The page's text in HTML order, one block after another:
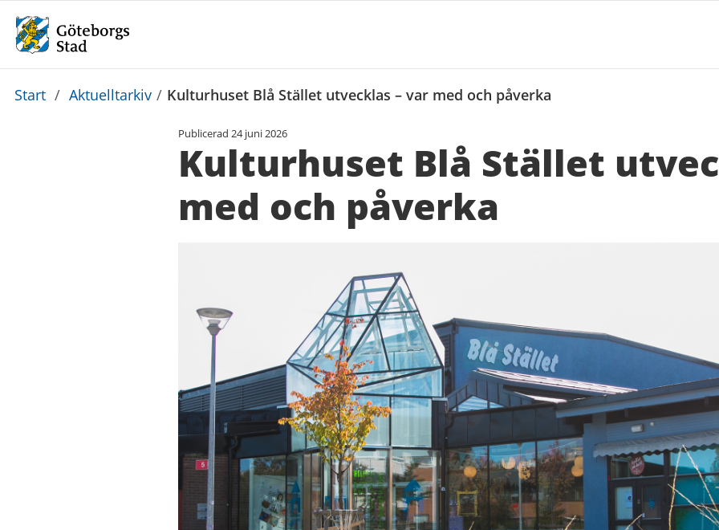
Du
Start / Aktuelltarkiv / Kulturhuset Blå Stället utvecklas – var med och påverka
Publicerad 24 juni 2026
Kulturhuset Blå Stället
med och påverka